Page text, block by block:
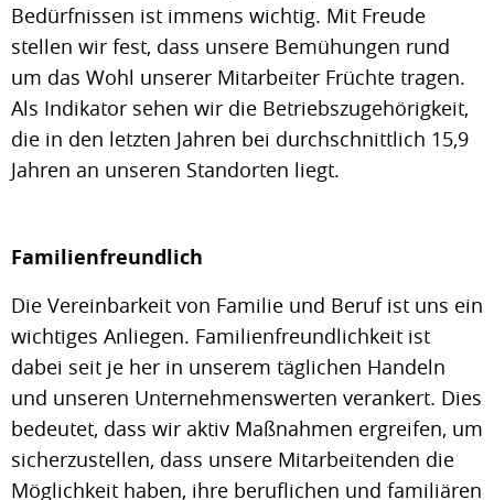
Bedürfnissen ist immens wichtig. Mit Freude
stellen wir fest, dass unsere Bemühungen rund
um das Wohl unserer Mitarbeiter Früchte tragen.
Als Indikator sehen wir die Betriebszugehörigkeit,
die in den letzten Jahren bei durchschnittlich 15,9
Jahren an unseren Standorten liegt.
Familienfreundlich
Die Vereinbarkeit von Familie und Beruf ist uns ein
wichtiges Anliegen. Familienfreundlichkeit ist
dabei seit je her in unserem täglichen Handeln
und unseren Unternehmenswerten verankert. Dies
bedeutet, dass wir aktiv Maßnahmen ergreifen, um
sicherzustellen, dass unsere Mitarbeitenden die
Möglichkeit haben, ihre beruflichen und familiären